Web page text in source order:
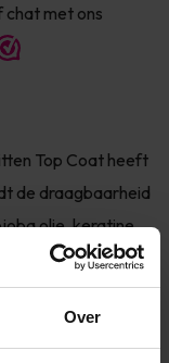
Over
met ons
Top Coat heeft
de draagbaarheid
olie, keratine
nagel Dierproefvrij
InfoVINYLUX™
da...